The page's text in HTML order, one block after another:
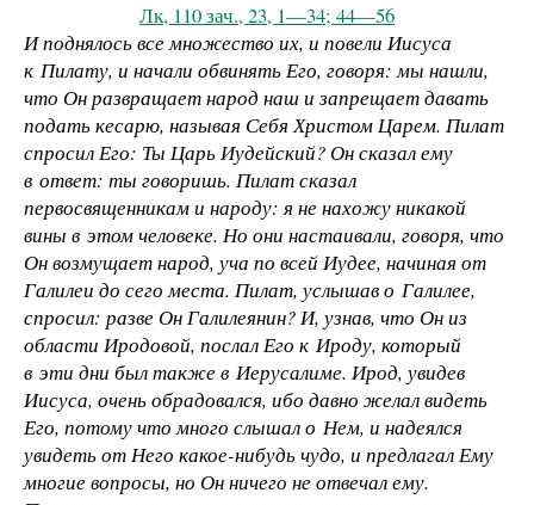
Лк, 110 зач., 23, 1—34; 44—56
И поднялось все множество их, и повели Иисуса
к Пилату, и начали обвинять Его, говоря: мы нашли,
что Он развращает народ наш и запрещает давать
подать кесарю, называя Себя Христом Царем. Пилат
спросил Его: Ты Царь Иудейский? Он сказал ему
в ответ: ты говоришь. Пилат сказал
первосвященникам и народу: я не нахожу никакой
вины в этом человеке. Но они настаивали, говоря, что
Он возмущает народ, уча по всей Иудее, начиная от
Галилеи до сего места. Пилат, услышав о Галилее,
спросил: разве Он Галилеянин? И, узнав, что Он из
области Иродовой, послал Его к Ироду, который
в эти дни был также в Иерусалиме. Ирод, увидев
Иисуса, очень обрадовался, ибо давно желал видеть
Его, потому что много слышал о Нем, и надеялся
увидеть от Него какое-нибудь чудо, и предлагал Ему
многие вопросы, но Он ничего не отвечал ему.